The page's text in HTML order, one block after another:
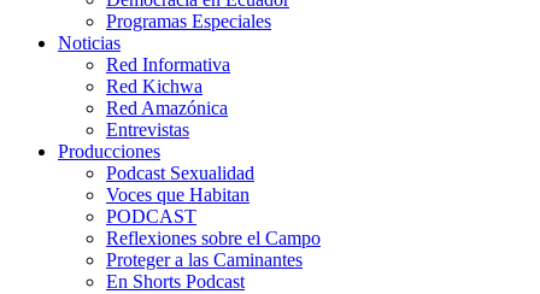
Programas Especiales
Noticias
Red Informativa
Red Kichwa
Red Amazónica
Entrevistas
Producciones
Podcast Sexualidad
Voces que Habitan
PODCAST
Reflexiones sobre el Campo
Proteger a las Caminantes
En Shorts Podcast